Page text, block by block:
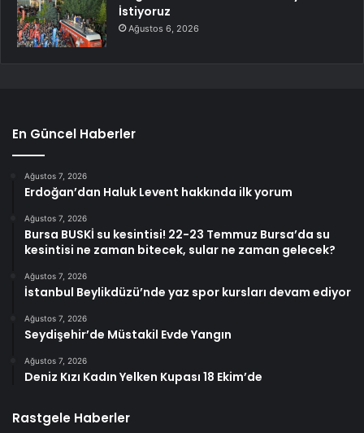
İstiyoruz
Ağustos 6, 2026
En Güncel Haberler
Ağustos 7, 2026
Erdoğan’dan Haluk Levent hakkında ilk yorum
Ağustos 7, 2026
Bursa BUSKİ su kesintisi! 22-23 Temmuz Bursa’da su
kesintisi ne zaman bitecek, sular ne zaman gelecek?
Ağustos 7, 2026
İstanbul Beylikdüzü’nde yaz spor kursları devam ediyor
Ağustos 7, 2026
Seydişehir’de Müstakil Evde Yangın
Ağustos 7, 2026
Deniz Kızı Kadın Yelken Kupası 18 Ekim’de
Rastgele Haberler